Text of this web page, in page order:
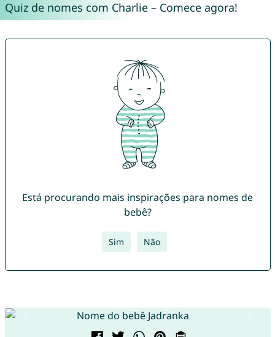
Quiz de nomes com Charlie – Comece agora!
Está procurando mais inspirações para nomes de
bebê?
Sim Não